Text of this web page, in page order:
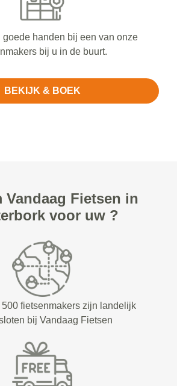
goede handen bij een van onze
bij u in de buurt.
BEKIJK & BOEK
Vandaag Fietsen in
voor uw ?
fietsenmakers zijn landelijk
bij Vandaag Fietsen